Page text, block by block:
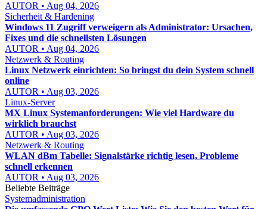
AUTOR • Aug 04, 2026
Sicherheit & Hardening
Windows 11 Zugriff verweigern als Administrator: Ursachen,
Fixes und die schnellsten Lösungen
AUTOR • Aug 04, 2026
Netzwerk & Routing
Linux Netzwerk einrichten: So bringst du dein System schnell
online
AUTOR • Aug 03, 2026
Linux-Server
MX Linux Systemanforderungen: Wie viel Hardware du
wirklich brauchst
AUTOR • Aug 03, 2026
Netzwerk & Routing
WLAN dBm Tabelle: Signalstärke richtig lesen, Probleme
schnell erkennen
AUTOR • Aug 03, 2026
Beliebte Beiträge
Systemadministration